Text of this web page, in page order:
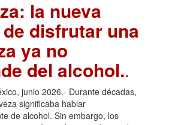
la nueva
disfrutar una
ya no
del alcohol..
junio 2026.- Durante décadas,
significaba hablar
de alcohol. Sin embargo, los